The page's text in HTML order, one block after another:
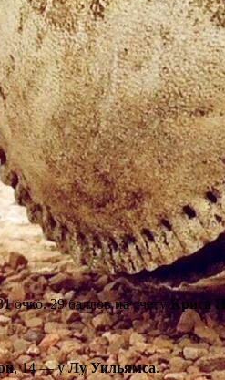
очко. 29 баллов на счету Криса
, 14 — уЛу Уильямса.